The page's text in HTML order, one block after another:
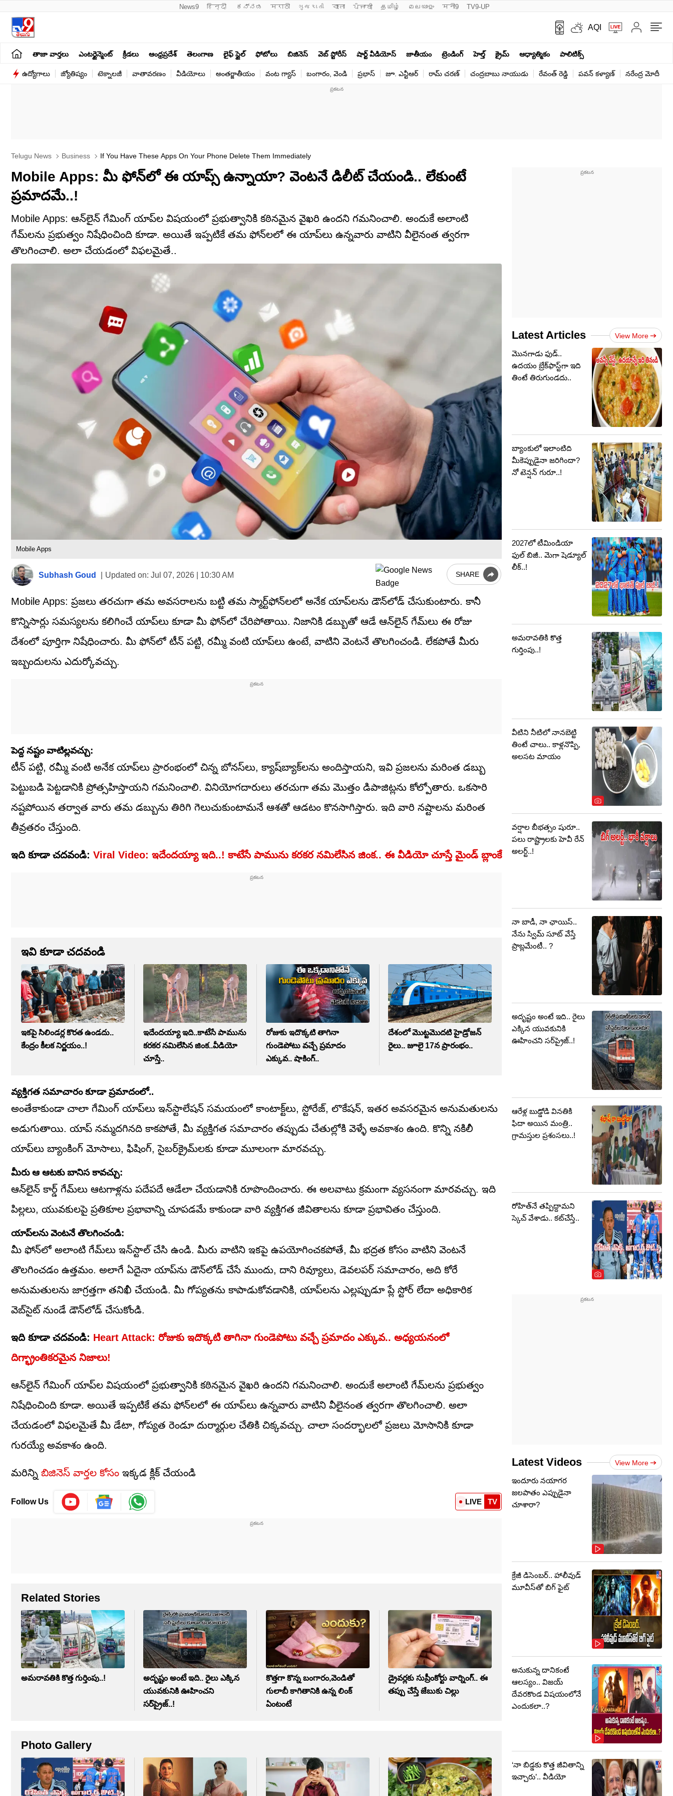
News9 हिन्दी ಕನ್ನಡ मराठी ગુજરાતી বাংলা ਪੰਜਾਬੀ தமிழ் മലയാളം मनी9 TV9-UP
AQI
తాజా వార్తలు ఎంటర్టైన్మెంట్ క్రీడలు ఆంధ్రప్రదేశ్ తెలంగాణ లైఫ్ స్టైల్ ఫోటోలు బిజినెస్ వెబ్ స్టోరీస్ షార్ట్ వీడియోస్ జాతీయం ట్రెండింగ్ హెల్త్‌ క్రైమ్ ఆధ్యాత్మికం పాలిటిక్స్‌
ఉద్యోగాలు జ్యోతిష్యం టెక్నాలజీ వాతావరణం వీడియోలు అంతర్జాతీయం వంట గ్యాస్ బంగారం, వెండి ప్రభాస్ జూ. ఎన్టీఆర్ రామ్ చ‌ర‌ణ్‌ చంద్రబాబు నాయుడు రేవంత్ రెడ్డి పవన్ కళ్యాణ్ నరేంద్ర మోదీ
Telugu News Business If You Have These Apps On Your Phone Delete Them Immediately
Mobile Apps: మీ ఫోన్‌లో ఈ యాప్స్‌ ఉన్నాయా? వెంటనే డిలీట్‌ చేయండి.. లేకుంటే
ప్రమాదమే..!
Mobile Apps: ఆన్‌లైన్ గేమింగ్ యాప్‌ల విషయంలో ప్రభుత్వానికి కఠినమైన వైఖరి ఉందని గమనించాలి. అందుకే అలాంటి
గేమ్‌లను ప్రభుత్వం నిషేధించింది కూడా. అయితే ఇప్పటికే తమ ఫోన్‌లలో ఈ యాప్‌లు ఉన్నవారు వాటిని వీలైనంత త్వరగా
తొలగించాలి. అలా చేయడంలో విఫలమైతే..
Mobile Apps
Subhash Goud Updated on: Jul 07, 2026 | 10:30 AM SHARE
Mobile Apps: ప్రజలు తరచుగా తమ అవసరాలను బట్టి తమ స్మార్ట్‌ఫోన్‌లలో అనేక యాప్‌లను డౌన్‌లోడ్ చేసుకుంటారు. కానీ
కొన్నిసార్లు సమస్యలను కలిగించే యాప్‌లు కూడా మీ ఫోన్‌లో చేరిపోతాయి. నిజానికి డబ్బుతో ఆడే ఆన్‌లైన్ గేమ్‌లు ఈ రోజు
దేశంలో పూర్తిగా నిషేధించారు. మీ ఫోన్‌లో టీన్ పట్టి, రమ్మీ వంటి యాప్‌లు ఉంటే, వాటిని వెంటనే తొలగించండి. లేకపోతే మీరు
ఇబ్బందులను ఎదుర్కోవచ్చు.
పెద్ద నష్టం వాటిల్లవచ్చు:
టీన్ పట్టి, రమ్మీ వంటి అనేక యాప్‌లు ప్రారంభంలో చిన్న బోనస్‌లు, క్యాష్‌బ్యాక్‌లను అందిస్తాయని, ఇవి ప్రజలను మరింత డబ్బు
పెట్టుబడి పెట్టడానికి ప్రోత్సహిస్తాయని గమనించాలి. వినియోగదారులు తరచుగా తమ మొత్తం డిపాజిట్లను కోల్పోతారు. ఒకసారి
నష్టపోయిన తర్వాత వారు తమ డబ్బును తిరిగి గెలుచుకుంటామనే ఆశతో ఆడటం కొనసాగిస్తారు. ఇది వారి నష్టాలను మరింత
తీవ్రతరం చేస్తుంది.
ఇది కూడా చదవండి: Viral Video: ఇదేందయ్యా ఇది..! కాటేసే పామును కరకర నమిలేసిన జింక.. ఈ వీడియో చూస్తే మైండ్ బ్లాంకే
ఇవి కూడా చదవండి
ఇకపై సిలిండర్ల కొరత ఉండదు..
కేంద్రం కీలక నిర్ణయం..!
ఇదేందయ్యా ఇది..కాటేసే పామును
కరకర నమిలేసిన జింక..వీడియో
చూస్తే..
రోజుకు ఇదొక్కటి తాగినా
గుండెపోటు వచ్చే ప్రమాదం
ఎక్కువ.. షాకింగ్..
దేశంలో మొట్టమొదటి హైడ్రోజన్
రైలు.. జూలై 17న ప్రారంభం..
వ్యక్తిగత సమాచారం కూడా ప్రమాదంలో..
అంతేకాకుండా చాలా గేమింగ్ యాప్‌లు ఇన్‌స్టాలేషన్ సమయంలో కాంటాక్ట్‌లు, స్టోరేజ్, లొకేషన్, ఇతర అవసరమైన అనుమతులను
అడుగుతాయి. యాప్ నమ్మదగినది కాకపోతే, మీ వ్యక్తిగత సమాచారం తప్పుడు చేతుల్లోకి వెళ్ళే అవకాశం ఉంది. కొన్ని నకిలీ
యాప్‌లు బ్యాంకింగ్ మోసాలు, ఫిషింగ్, సైబర్‌క్రైమ్‌లకు కూడా మూలంగా మారవచ్చు.
మీరు ఆ ఆటకు బానిస కావచ్చు:
ఆన్‌లైన్ కార్డ్ గేమ్‌లు ఆటగాళ్లను పదేపదే ఆడేలా చేయడానికి రూపొందించారు. ఈ అలవాటు క్రమంగా వ్యసనంగా మారవచ్చు. ఇది
పిల్లలు, యువకులపై ప్రతికూల ప్రభావాన్ని చూపడమే కాకుండా వారి వ్యక్తిగత జీవితాలను కూడా ప్రభావితం చేస్తుంది.
యాప్‌లను వెంటనే తొలగించండి:
మీ ఫోన్‌లో అలాంటి గేమ్‌లు ఇన్‌స్టాల్ చేసి ఉండి. మీరు వాటిని ఇకపై ఉపయోగించకపోతే, మీ భద్రత కోసం వాటిని వెంటనే
తొలగించడం ఉత్తమం. అలాగే ఏదైనా యాప్‌ను డౌన్‌లోడ్ చేసే ముందు, దాని రివ్యూలు, డెవలపర్ సమాచారం, అది కోరే
అనుమతులను జాగ్రత్తగా తనిఖీ చేయండి. మీ గోప్యతను కాపాడుకోవడానికి, యాప్‌లను ఎల్లప్పుడూ ప్లే స్టోర్ లేదా అధికారిక
వెబ్‌సైట్ నుండే డౌన్‌లోడ్ చేసుకోండి.
ఇది కూడా చదవండి: Heart Attack: రోజుకు ఇదొక్కటి తాగినా గుండెపోటు వచ్చే ప్రమాదం ఎక్కువ.. అధ్యయనంలో
దిగ్భ్రాంతికరమైన నిజాలు!
ఆన్‌లైన్ గేమింగ్ యాప్‌ల విషయంలో ప్రభుత్వానికి కఠినమైన వైఖరి ఉందని గమనించాలి. అందుకే అలాంటి గేమ్‌లను ప్రభుత్వం
నిషేధించింది కూడా. అయితే ఇప్పటికే తమ ఫోన్‌లలో ఈ యాప్‌లు ఉన్నవారు వాటిని వీలైనంత త్వరగా తొలగించాలి. అలా
చేయడంలో విఫలమైతే మీ డేటా, గోప్యత రెండూ దుర్మార్గుల చేతికి చిక్కవచ్చు. చాలా సందర్భాలలో ప్రజలు మోసానికి కూడా
గురయ్యే అవకాశం ఉంది.
మరిన్ని బిజినెస్ వార్తల కోసం ఇక్కడ క్లిక్ చేయండి
Follow Us LIVE TV
Related Stories
అమరావతికి కొత్త గుర్తింపు..!
అదృష్టం అంటే ఇది.. రైలు ఎక్కిన
యువకునికి ఊహించని
సర్‌ప్రైజ్..!
కొత్తగా కొన్న బంగారం,వెండితో
గులాబీ కాగితానికి ఉన్న లింక్‌
ఏంటంటే
డ్రైవర్లకు సుప్రీంకోర్టు వార్నింగ్.. ఈ
తప్పు చేస్తే జేబుకు చిల్లు
Photo Gallery
Latest Articles View More
మొనగాడు ఫుడ్..
ఉదయం బ్రేక్‌ఫాస్ట్‌గా ఇది
తింటే తిరుగుండదు..
బ్యాంకులో ఇలాంటిది
మీకెప్పుడైనా జరిగిందా?
నో టెన్షన్ గురూ..!
2027లో టీమిండియా
ఫుల్ బిజీ.. మెగా షెడ్యూల్
లీక్..!
అమరావతికి కొత్త
గుర్తింపు..!
వీటిని నీటిలో నానబెట్టి
తింటే చాలు.. కాళ్లనొప్పి,
అలసట మాయం
వర్షాల బీభత్సం షురూ..
పలు రాష్ట్రాలకు హెవీ రేన్
అలర్ట్..!
నా బాడీ, నా ఛాయిస్..
నేను స్విమ్ సూట్ వేస్తే
ప్రాబ్లమేంటీ.. ?
అదృష్టం అంటే ఇది.. రైలు
ఎక్కిన యువకునికి
ఊహించని సర్‌ప్రైజ్..!
ఆరేళ్ల బుడ్డోడి వినతికి
ఫిదా అయిన మంత్రి..
గ్రామస్తుల ప్రశంసలు..!
రోహిత్‌నే తప్పిద్దామని
స్కెచ్ వేశాడు.. కట్‌చేస్తే..
Latest Videos View More
ఇందూరు నయాగర
జలపాతం ఎప్పుడైనా
చూశారా?
క్రేజీ డిసెంబర్‌.. హాలీవుడ్
మూవీస్‌తో బిగ్ ఫైట్‌
అనుకున్న దానికంటే
ఆలస్యం.. విజయ్
దేవరకొండ విషయంలోనే
ఎందుకలా..?
‘నా బిడ్డకు కొత్త జీవితాన్ని
ఇచ్చారు’.. వీడియో